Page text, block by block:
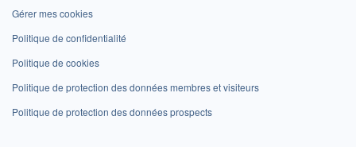
Gérer mes cookies
Politique de confidentialité
Politique de cookies
Politique de protection des données membres et visiteurs
Politique de protection des données prospects